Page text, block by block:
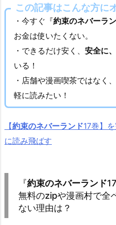
この記事はこんな方に
・今すぐ『約束のネバーラ
お金は使いたくない。
・できるだけ安く、 安全に
いる！
・店舗や漫画喫茶ではなく
軽に読みたい！
【約束のネバーランド17巻】
に読み飛ばす
『約束のネバーランド
無料のzipや漫画村で全
ない理由は？